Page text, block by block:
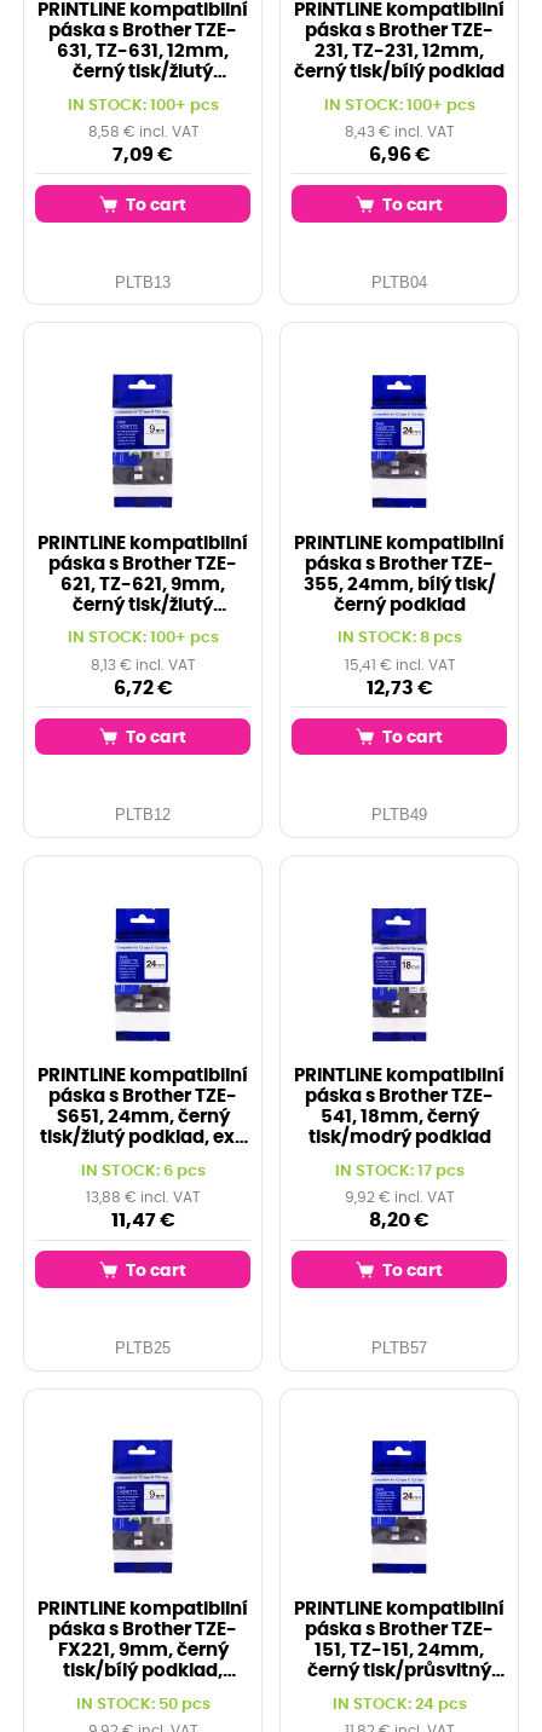
PRINTLINE kompatibilní
páska s Brother TZE-
631, TZ-631, 12mm,
černý tisk/žlutý
IN STOCK: 100+ pcs
8,58 € incl. VAT
7,09 €
To cart
PLTB13
PRINTLINE kompatibilní
páska s Brother TZE-
231, TZ-231, 12mm,
černý tisk/bílý podklad
IN STOCK: 100+ pcs
8,43 € incl. VAT
6,96 €
To cart
PLTB04
PRINTLINE kompatibilní
páska s Brother TZE-
621, TZ-621, 9mm,
černý tisk/žlutý
IN STOCK: 100+ pcs
8,13 € incl. VAT
6,72 €
To cart
PLTB12
PRINTLINE kompatibilní
páska s Brother TZE-
355, 24mm, bílý tisk/
černý podklad
IN STOCK: 8 pcs
15,41 € incl. VAT
12,73 €
To cart
PLTB49
PRINTLINE kompatibilní
páska s Brother TZE-
S651, 24mm, černý
tisk/žlutý podklad, ext.
IN STOCK: 6 pcs
13,88 € incl. VAT
11,47 €
To cart
PLTB25
PRINTLINE kompatibilní
páska s Brother TZE-
541, 18mm, černý
tisk/modrý podklad
IN STOCK: 17 pcs
9,92 € incl. VAT
8,20 €
To cart
PLTB57
PRINTLINE kompatibilní
páska s Brother TZE-
FX221, 9mm, černý
tisk/bílý podklad,
IN STOCK: 50 pcs
PRINTLINE kompatibilní
páska s Brother TZE-
151, TZ-151, 24mm,
černý tisk/průsvitný
IN STOCK: 24 pcs